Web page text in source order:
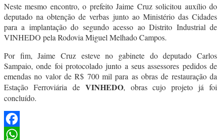
Neste mesmo encontro, o prefeito Jaime Cruz solicitou auxílio do
deputado na obtenção de verbas junto ao Ministério das Cidades
para a implantação do segundo acesso ao Distrito Industrial de
VINHEDO pela Rodovia Miguel Melhado Campos.
Por fim, Jaime Cruz esteve no gabinete do deputado Carlos
Sampaio, onde foi protocolado junto a seus assessores pedidos de
emendas no valor de R$ 700 mil para as obras de restauração da
Estação Ferroviária de VINHEDO, obras cujo projeto já foi
concluído.
Facebook